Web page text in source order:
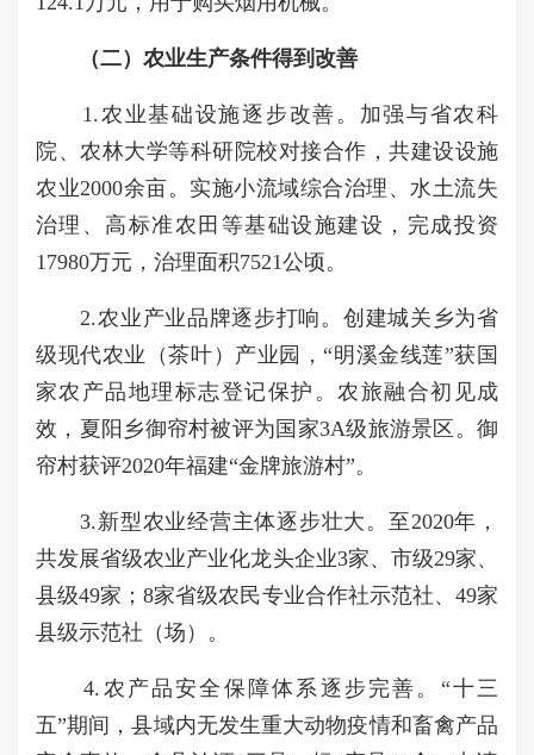
（二）农业生产条件得到改善
1.农业基础设施逐步改善。加强与省农科
院、农林大学等科研院校对接合作，共建设设施
农业2000余亩。实施小流域综合治理、水土流失
治理、高标准农田等基础设施建设，完成投资
17980万元，治理面积7521公顷。
2.农业产业品牌逐步打响。创建城关乡为省
级现代农业（茶叶）产业园，“明溪金线莲”获国
家农产品地理标志登记保护。农旅融合初见成
效，夏阳乡御帘村被评为国家3A级旅游景区。御
帘村获评2020年福建“金牌旅游村”。
3.新型农业经营主体逐步壮大。至2020年，
共发展省级农业产业化龙头企业3家、市级29家、
县级49家；8家省级农民专业合作社示范社、49家
县级示范社（场）。
4.农产品安全保障体系逐步完善。“十三
五”期间，县域内无发生重大动物疫情和畜禽产品